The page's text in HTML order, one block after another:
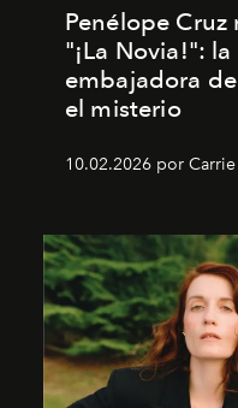
Penélope Cruz
"¡La Novia!":
embajadora
el misterio
10.02.2026 por